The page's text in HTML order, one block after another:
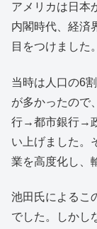
アメリカは日本
内閣時代、経済
目をつけました。
当時は人口の6
が多かったの
行→都市銀行→
い上げました。
業を高度化し、
池田氏によるこ
でした。しかし